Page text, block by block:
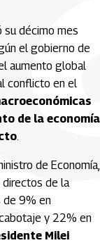
su décimo mes
el gobierno de
aumento global
conflicto en el
de la economía
.
de Economía,
directos de la
de 9% en
y 22% en
Milei